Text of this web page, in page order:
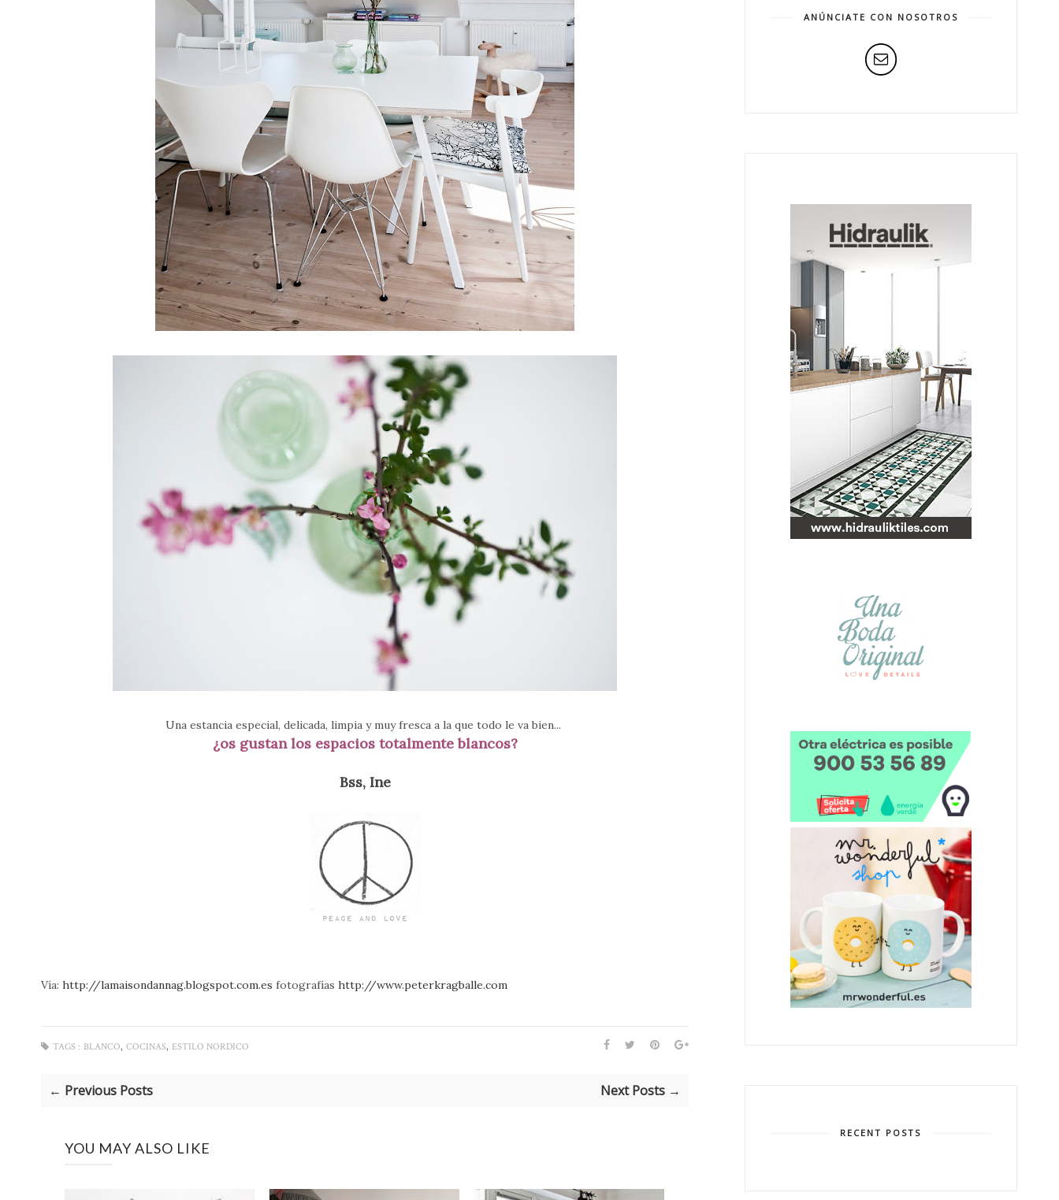
Una estancia especial, delicada, limpia y muy fresca a la que todo le va bien...
¿os gustan los espacios totalmente blancos?
Bss, Ine
Vía: http://lamaisondannag.blogspot.com.es fotografías http://www.peterkragballe.com
TAGS : BLANCO, COCINAS, ESTILO NORDICO
← Previous Posts Next Posts →
YOU MAY ALSO LIKE
ANÚNCIATE CON NOSOTROS
RECENT POSTS